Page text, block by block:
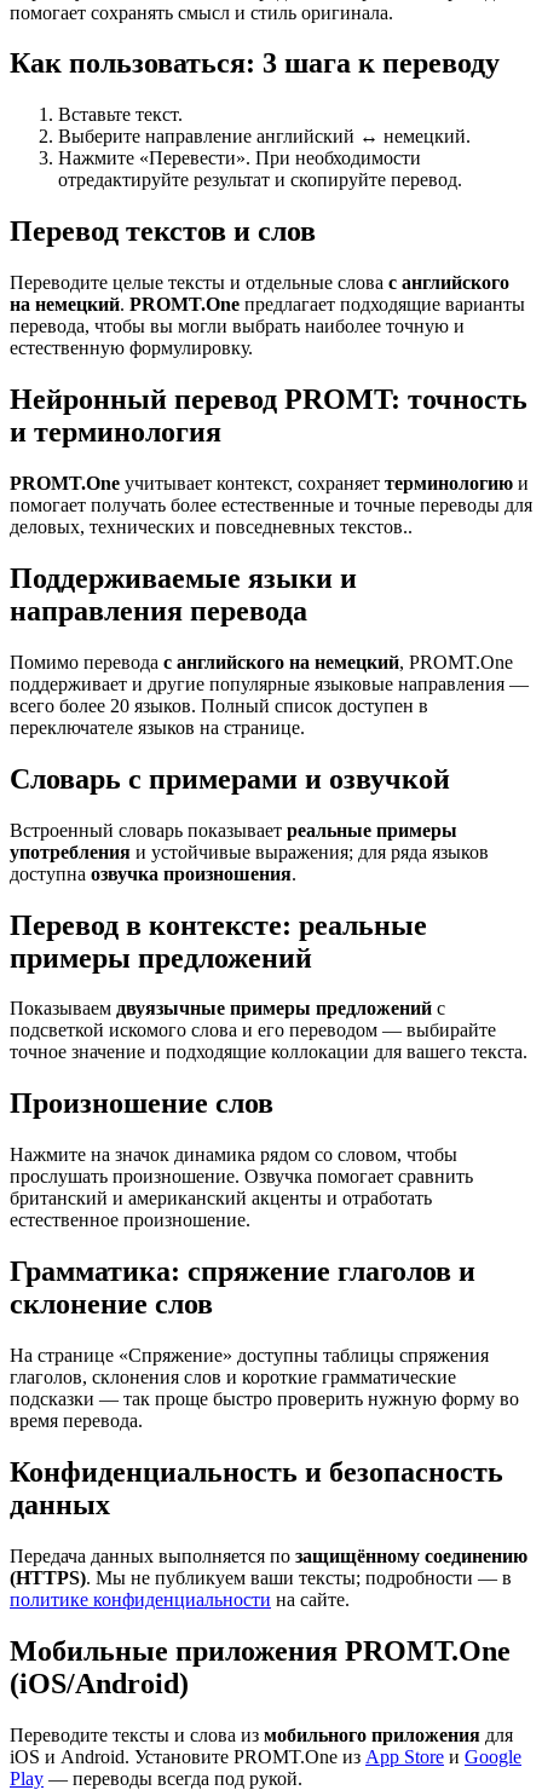
помогает сохранять смысл и стиль оригинала.
Как пользоваться: 3 шага к переводу
Вставьте текст.
Выберите направление английский ↔ немецкий.
Нажмите «Перевести». При необходимости
отредактируйте результат и скопируйте перевод.
Перевод текстов и слов
Переводите целые тексты и отдельные слова с английского
на немецкий. PROMT.One предлагает подходящие варианты
перевода, чтобы вы могли выбрать наиболее точную и
естественную формулировку.
Нейронный перевод PROMT: точность
и терминология
PROMT.One учитывает контекст, сохраняет терминологию и
помогает получать более естественные и точные переводы для
деловых, технических и повседневных текстов..
Поддерживаемые языки и
направления перевода
Помимо перевода с английского на немецкий, PROMT.One
поддерживает и другие популярные языковые направления —
всего более 20 языков. Полный список доступен в
переключателе языков на странице.
Словарь с примерами и озвучкой
Встроенный словарь показывает реальные примеры
употребления и устойчивые выражения; для ряда языков
доступна озвучка произношения.
Перевод в контексте: реальные
примеры предложений
Показываем двуязычные примеры предложений с
подсветкой искомого слова и его переводом — выбирайте
точное значение и подходящие коллокации для вашего текста.
Произношение слов
Нажмите на значок динамика рядом со словом, чтобы
прослушать произношение. Озвучка помогает сравнить
британский и американский акценты и отработать
естественное произношение.
Грамматика: спряжение глаголов и
склонение слов
На странице «Спряжение» доступны таблицы спряжения
глаголов, склонения слов и короткие грамматические
подсказки — так проще быстро проверить нужную форму во
время перевода.
Конфиденциальность и безопасность
данных
Передача данных выполняется по защищённому соединению
(HTTPS). Мы не публикуем ваши тексты; подробности — в
политике конфиденциальности на сайте.
Мобильные приложения PROMT.One
(iOS/Android)
Переводите тексты и слова из мобильного приложения для
iOS и Android. Установите PROMT.One из App Store и Google
Play — переводы всегда под рукой.